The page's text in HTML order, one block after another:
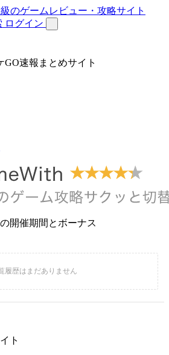
ログイン
GO速報まとめサイト
開催期間とボーナス
ト